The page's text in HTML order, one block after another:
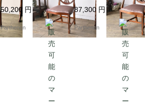
アンティークチェア【c
299-2】
50,200 円
Parthenon
タイルのアームチェア
【c299-3】
87,300 円
Parthenon